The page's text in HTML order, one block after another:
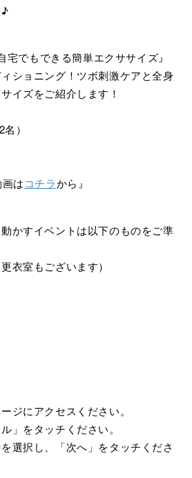
宅でもできる簡単エクササイズ』
ショニング！ツボ刺激ケアと全身
イズをご紹介します！
）
はコチラから』
かすイベントは以下のものをご準
衣室もございます）
ジにアクセスください。
」をタッチください。
選択し、「次へ」をタッチくださ